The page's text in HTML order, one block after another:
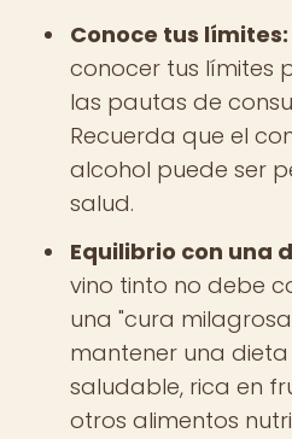
Conoce tus límites:
conocer tus límites
las pautas de
Recuerda que el
alcohol puede ser
salud.
Equilibrio con una
vino tinto no debe
una "cura
mantener una
saludable, rica en
otros alimentos